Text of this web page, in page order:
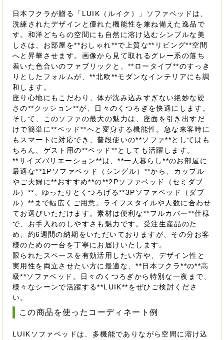
日本フクラが贈る「LUIK（ルイク）」ソファベッドは、
洗練されたデザインと優れた機能性を兼ね備えた逸品で
す。和洋どちらの空間にも自然に溶け込むシンプルな美
しさは、お部屋を**おしゃれ**で上質な**リビング**空間
へと昇華させます。画像から見て取れるグレー系の落ち
着いた色合いのファブリックと、**ロータイプ**のすっき
りとしたフォルムが、**北欧**モダンなインテリアにも調
和します。
座り心地にもこだわり、体が沈み込みすぎない絶妙な硬
さの**クッション**が、日々のくつろぎを快適にします。
そして、このソファの最大の魅力は、座面を引き出すだ
けで簡単に**ベッド**へと変身する機能性。急な来客時に
もスマートに対応でき、普段使いの**ソファ**としてはも
ちろん、ゲスト用の**ベッド**としても活躍します。
**サイズバリエーション**は、**一人暮らし**のお部屋に
最適な**1Pソファベッド（シングル）**から、カップル
やご夫婦に**おすすめ**の**2Pソファベッド（セミダブ
ル）**、ゆったりとくつろげる**3Pソファベッド（ダブ
ル）**まで幅広くご用意。ライフスタイルや人数に合わせ
てお選びいただけます。素材は便利な**フルカバー**仕様
で、お手入れのしやすさも魅力です。受注生産品のた
め、約6週間の納期をいただいておりますが、その分お客
様のための一台を丁寧にお届けいたします。
限られたスペースを有効活用したい方や、デザイン性と
実用性を両立させたい方に最適な、**日本フクラ**の**高
級**ソファベッド。日々のくつろぎから特別な一夜まで、
様々なシーンで活躍する**LUIK**をぜひご検討くださ
い。
この商品を使ったコーディネート例
LUIKソファベッドは、多機能でありながら空間に溶け込